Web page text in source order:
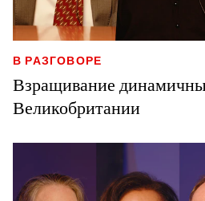
В РАЗГОВОРЕ
Взращивание
Великобритании